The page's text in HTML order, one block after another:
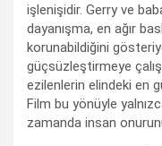
işlenişidir. Gerry ve
dayanışma, en ağır
korunabildiğini
güçsüzleştirmeye
ezilenlerin elindeki en
Film bu yönüyle
zamanda insan